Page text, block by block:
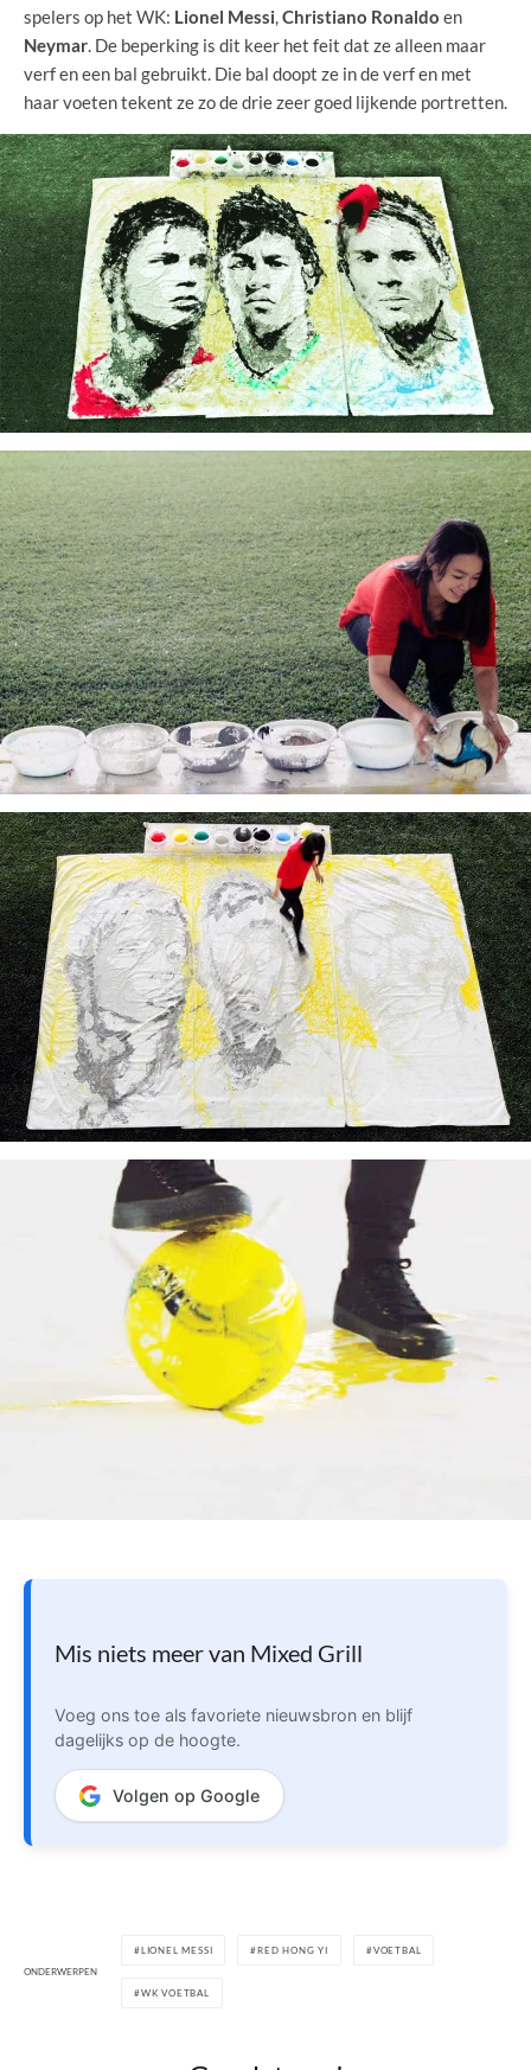
spelers op het WK: Lionel Messi,Christiano Ronaldo en
Neymar. De beperking is dit keer het feit dat ze alleen maar
verf en een bal gebruikt. Die bal doopt ze in de verf en met
haar voeten tekent ze zo de drie zeer goed lijkende portretten.
Mis niets meer van Mixed Grill
Voeg ons toe als favoriete nieuwsbron en blijf
dagelijks op de hoogte.
Volgen op Google
ONDERWERPEN
LIONEL MESSI RED HONG YI VOETBAL
WK VOETBAL